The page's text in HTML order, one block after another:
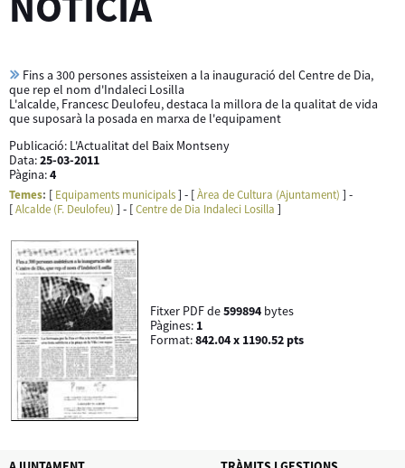
Fins a 300 persones assisteixen a la inauguració del Centre de Dia,
que rep el nom d'Indaleci Losilla
L'alcalde, Francesc Deulofeu, destaca la millora de la qualitat de vida
que suposarà la posada en marxa de l'equipament
Publicació: L'Actualitat del Baix Montseny
Data:25-03-2011
Pàgina:4
Temes: [ Equipaments municipals] - [Àrea de Cultura (Ajuntament) ] -
[Alcalde (F. Deulofeu) ] - [Centre de Dia Indaleci Losilla ]
Fitxer PDF de599894 bytes
Pàgines: 1
Format:842.04 x 1190.52 pts